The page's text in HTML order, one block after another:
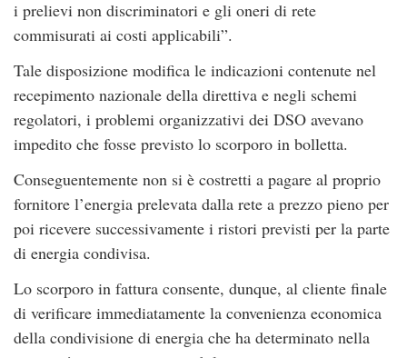
i prelievi non discriminatori e gli oneri di rete
commisurati ai costi applicabili”.
Tale disposizione modifica le indicazioni contenute nel
recepimento nazionale della direttiva e negli schemi
regolatori, i problemi organizzativi dei DSO avevano
impedito che fosse previsto lo scorporo in bolletta.
Conseguentemente non si è costretti a pagare al proprio
fornitore l’energia prelevata dalla rete a prezzo pieno per
poi ricevere successivamente i ristori previsti per la parte
di energia condivisa.
Lo scorporo in fattura consente, dunque, al cliente finale
di verificare immediatamente la convenienza economica
della condivisione di energia che ha determinato nella